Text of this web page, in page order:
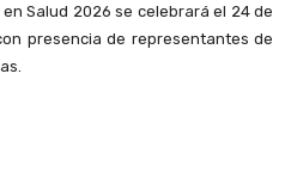
Salud 2026 se celebrará el 24 de
presencia de representantes de